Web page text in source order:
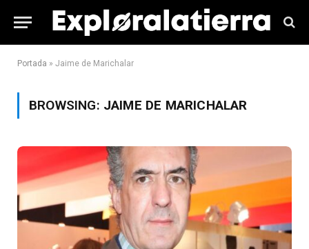
Portada » Jaime de Marichalar
BROWSING: JAIME DE MARICHALAR